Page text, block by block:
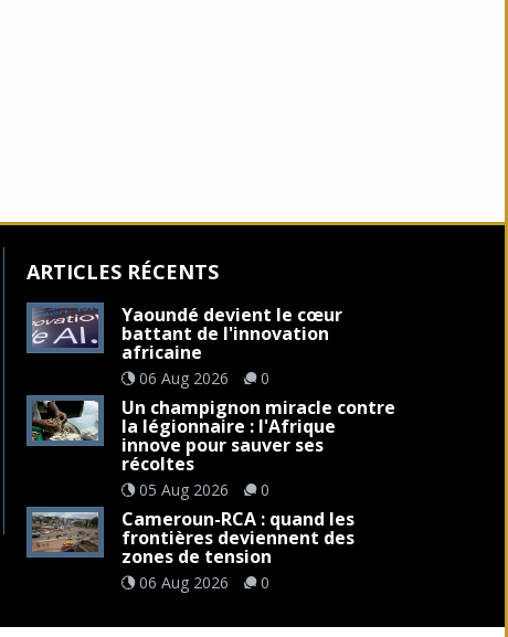
ARTICLES RÉCENTS
Yaoundé devient le cœur
battant de l'innovation
africaine
06 Aug 2026 0
Un champignon miracle contre
la légionnaire : l'Afrique
innove pour sauver ses
récoltes
05 Aug 2026 0
Cameroun-RCA : quand les
frontières deviennent des
zones de tension
06 Aug 2026 0